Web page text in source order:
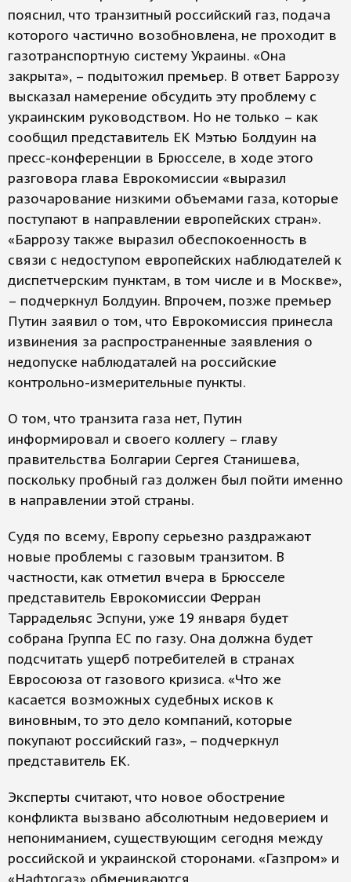
пояснил, что транзитный российский газ, подача
которого частично возобновлена, не проходит в
газотранспортную систему Украины. «Она
закрыта», – подытожил премьер. В ответ Баррозу
высказал намерение обсудить эту проблему с
украинским руководством. Но не только – как
сообщил представитель ЕК Мэтью Болдуин на
пресс-конференции в Брюсселе, в ходе этого
разговора глава Еврокомиссии «выразил
разочарование низкими объемами газа, которые
поступают в направлении европейских стран».
«Баррозу также выразил обеспокоенность в
связи с недоступом европейских наблюдателей к
диспетчерским пунктам, в том числе и в Москве»,
– подчеркнул Болдуин. Впрочем, позже премьер
Путин заявил о том, что Еврокомиссия принесла
извинения за распространенные заявления о
недопуске наблюдаталей на российские
контрольно-измерительные пункты.
О том, что транзита газа нет, Путин
информировал и своего коллегу – главу
правительства Болгарии Сергея Станишева,
поскольку пробный газ должен был пойти именно
в направлении этой страны.
Судя по всему, Европу серьезно раздражают
новые проблемы с газовым транзитом. В
частности, как отметил вчера в Брюсселе
представитель Еврокомиссии Ферран
Таррадельяс Эспуни, уже 19 января будет
собрана Группа ЕС по газу. Она должна будет
подсчитать ущерб потребителей в странах
Евросоюза от газового кризиса. «Что же
касается возможных судебных исков к
виновным, то это дело компаний, которые
покупают российский газ», – подчеркнул
представитель ЕК.
Эксперты считают, что новое обострение
конфликта вызвано абсолютным недоверием и
непониманием, существующим сегодня между
российской и украинской сторонами. «Газпром» и